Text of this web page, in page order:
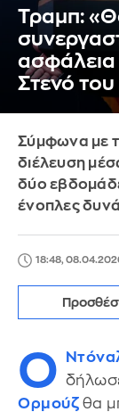
Τραμπ:
ασφάλεια
Στενό
Σύμφωνα με
διέλευση
δύο
ένοπλες
18:48,
Ο
Ορμούζ θα